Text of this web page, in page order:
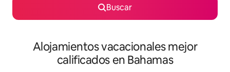
Buscar
Alojamientos vacacionales mejor
calificados en Bahamas